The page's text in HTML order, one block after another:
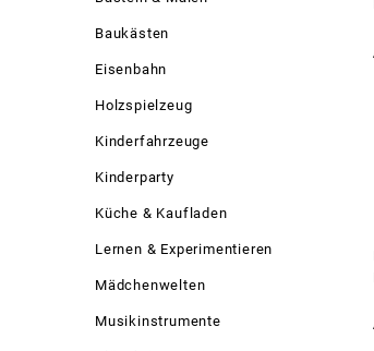
Baukästen
Eisenbahn
Holzspielzeug
Kinderfahrzeuge
Kinderparty
Küche & Kaufladen
Lernen & Experimentieren
Mädchenwelten
Musikinstrumente